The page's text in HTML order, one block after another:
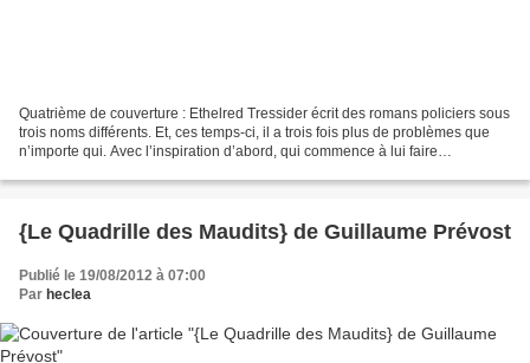
Quatrième de couverture : Ethelred Tressider écrit des romans policiers sous
trois noms différents. Et, ces temps-ci, il a trois fois plus de problèmes que
n’importe qui. Avec l’inspiration d’abord, qui commence à lui faire
{Le Quadrille des Maudits} de Guillaume Prévost
Publié le 19/08/2012 à 07:00
Par heclea